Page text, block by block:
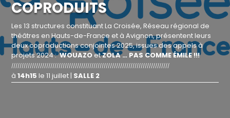
COPRODUITS
Les 13 structures constituant La Croisée, Réseau régional de
théâtres en Hauts-de-France et à Avignon, présentent leurs
deux coproductions conjointes 2025, issues des appels à
projets 2024 :WOUAZOetZOLA … PAS COMME ÉMILE !!!
/////////////////////////////////////////////////////////////////////////////
à 14h15le 11 juillet | SALLE 2